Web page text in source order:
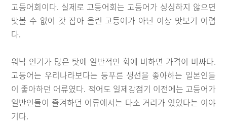
고등어회이다. 실제로 고등어회는 고등어가 싱싱하지 않으면
맛볼 수 없어 갓 잡아 올린 고등어가 아닌 이상 맛보기 어렵
다.
워낙 인기가 많은 탓에 일반적인 회에 비하면 가격이 비싸다.
고등어는 우리나라보다는 등푸른 생선을 좋아하는 일본인들
이 좋아하던 어류였다. 적어도 일제강점기 이전에는 고등어가
일반인들이 즐겨하던 어류에서는 다소 거리가 있었다는 이야
기다.